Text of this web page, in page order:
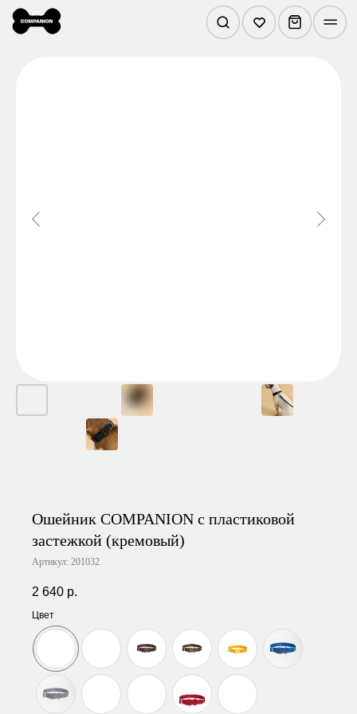
Ошейник СOMPANION с пластиковой
застежкой (кремовый)
Артикул: 201032
2 640 р.
Цвет